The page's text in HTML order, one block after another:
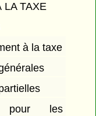
LA TAXE
à la taxe
pour les